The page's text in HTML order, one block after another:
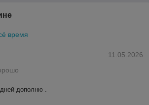
время
11.05.2026
дней дополню .